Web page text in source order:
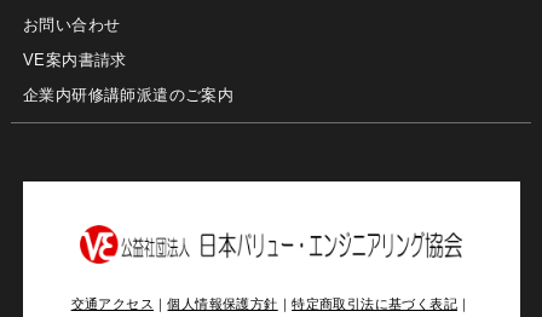
お問い合わせ
VE案内書請求
企業内研修講師派遣のご案内
交通アクセス ｜個人情報保護方針 ｜特定商取引法に基づく表記｜